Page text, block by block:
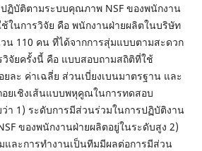
ฏิบัติตามระบบคุณภาพ NSF ของพนักงาน
ในการวิจัย คือ พนักงานฝ่ายผลิตในบริษัท
น 110 คน ที่ได้จากการสุ่มแบบตามสะดวก
วิจัยครั้งนี้ คือ แบบสอบถามสถิติที่ใช้
ละ ค่าเฉลี่ย ส่วนเบี่ยงเบนมาตรฐาน และ
อยเชิงเส้นแบบพหุคูณในการทดสอบ
า 1) ระดับการมีส่วนร่วมในการปฏิบัติงาน
ของพนักงานฝ่ายผลิตอยู่ในระดับสูง 2)
และการทำงานเป็นทีมมีผลต่อการมีส่วน